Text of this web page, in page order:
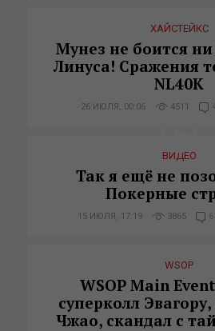
ХАЙСТЕЙКС
Мунез не боится
Линуса! Сражения
NL40K
26 ИЮЛЯ, 00:06 4511
ВИДЕО
Так я ещё не
Покерные
15 ИЮЛЯ, 17:19 3865
WSOP
WSOP Main
суперколл
Чжао, скандал с